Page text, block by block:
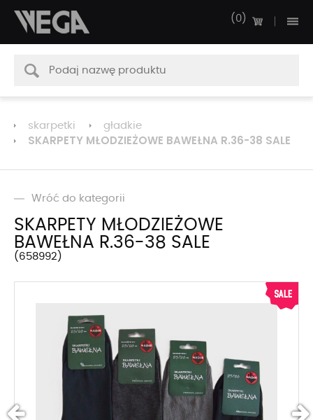
0
skarpetki gładkie
SKARPETY MŁODZIEŻOWE BAWEŁNA R.36-38 SALE
Wróć do kategorii
SKARPETY MŁODZIEŻOWE
BAWEŁNA R.36-38 SALE
658992